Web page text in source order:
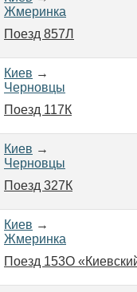
Жмеринка
Поезд 857Л
Киев →
Черновцы
Поезд 117К
Киев →
Черновцы
Поезд 327К
Киев →
Жмеринка
Поезд 153О